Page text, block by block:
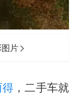
片
得 ，二手车就